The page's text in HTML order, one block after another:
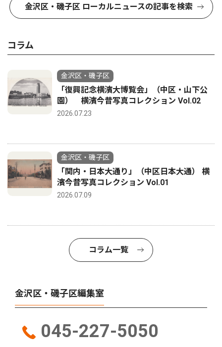
金沢区・磯子区 ローカルニュースの記事を検索
コラム
金沢区・磯子区
「復興記念横濱大博覧会」（中区・山下公
園） 横濱今昔写真コレクション Vol.02
2026.07.23
金沢区・磯子区
「関内・日本大通り」（中区日本大通） 横
濱今昔写真コレクション Vol.01
2026.07.09
コラム一覧
金沢区・磯子区編集室
045-227-5050